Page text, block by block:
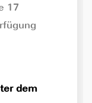
17
dem